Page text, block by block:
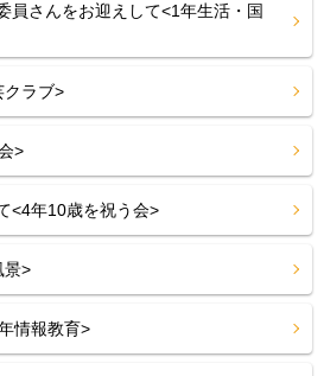
員さんをお迎えして<1年生活・国
クラブ>
>
<4年10歳を祝う会>
景>
情報教育>